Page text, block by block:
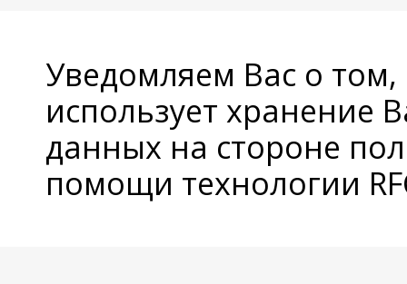
Уведомляем Вас о
использует хранение
данных на стороне
помощи технологии